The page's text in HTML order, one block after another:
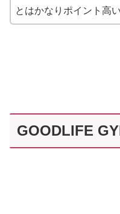
とはかなりポイント高
GOODLIFE